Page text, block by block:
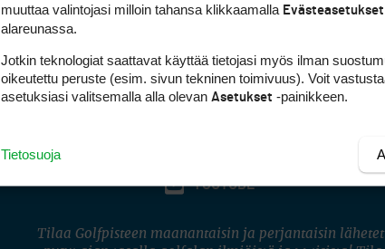
YOUTUBE
Tilaa Golfpisteen maanantaisin ja perjantaisin
muuttaa valintojasi milloin tahansa klikkaamalla Evästeasetukset
alareunassa.
Jotkin teknologiat saattavat käyttää tietojasi myös ilman
oikeutettu peruste (esim. sivun tekninen toimivuus). Voit
asetuksiasi valitsemalla alla olevan Asetukset -painikkeen.
Tietosuoja